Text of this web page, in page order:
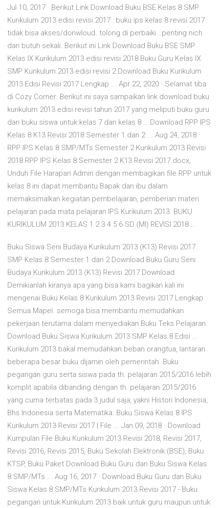
Jul 10, 2017 · Berikut Link Download Buku BSE Kelas 8 SMP
Kurikulum 2013 edisi revisi 2017 : buku ips kelas 8 revisi 2017
tidak bisa akses/donwloud. tolong di perbaiki ..penting nich
dan butuh sekali. Berikut ini Link Download Buku BSE SMP
Kelas IX Kurikulum 2013 edisi revisi 2018 Buku Guru Kelas IX
SMP Kurikulum 2013 edisi revisi 2 Download Buku Kurikulum
2013 Edisi Revisi 2017 Lengkap ... Apr 22, 2020 · Selamat tiba
di Cozy Corner. Berikut ini saya sampaikan link download buku
kurikulum 2013 edisi revisi tahun 2017 yang meliputi buku guru
dan buku siswa untuk kelas 7 dan kelas 8 … Download RPP IPS
Kelas 8 K13 Revisi 2018 Semester 1 dan 2 ... Aug 24, 2018 ·
RPP IPS Kelas 8 SMP/MTs Semester 2 Kurikulum 2013 Revisi
2018 RPP IPS Kelas 8 Semester 2 K13 Revisi 2017.docx,
Unduh File Harapan Admin dengan membagikan file RPP untuk
kelas 8 ini dapat membantu Bapak dan ibu dalam
memaksimalkan kegiatan pembelajaran, pemberian materi
pelajaran pada mata pelajaran IPS Kurikulum 2013. BUKU
KURIKULUM 2013 KELAS 1 2 3 4 5 6 SD (MI) REVISI 2018 ...
Buku Siswa Seni Budaya Kurikulum 2013 (K13) Revisi 2017
SMP Kelas 8 Semester 1 dan 2 Download Buku Guru Seni
Budaya Kurikulum 2013 (K13) Revisi 2017 Download
Demikianlah kiranya apa yang bisa kami bagikan kali ini
mengenai Buku Kelas 8 Kurikulum 2013 Revisi 2017 Lengkap
Semua Mapel. semoga bisa membantu memudahkan
pekerjaan terutama dalam menyediakan Buku Teks Pelajaran.
Download Buku Siswa Kurikulum 2013 SMP Kelas 8 Edisi ...
Kurikulum 2013 bakal memudahkan beban orangtua, lantaran
beberapa besar buku dijamin oleh pemerintah. Buku
pegangan guru serta siswa pada th. pelajaran 2015/2016 lebih
komplit apabila dibanding dengan th. pelajaran 2015/2016
yang cuma terbatas pada 3 judul saja, yakni Histori Indonesia,
Bhs Indonesia serta Matematika. Buku Siswa Kelas 8 IPS
Kurikulum 2013 Revisi 2017 | File ... Jan 09, 2018 · Download
Kumpulan File Buku Kurikulum 2013 Revisi 2018, Revisi 2017,
Revisi 2016, Revisi 2015, Buku Sekolah Elektronik (BSE), Buku
KTSP, Buku Paket Download Buku Guru dan Buku Siswa Kelas
8 SMP/MTs ... Aug 16, 2017 · Download Buku Guru dan Buku
Siswa Kelas 8 SMP/MTs Kurikulum 2013 Revisi 2017 - Buku
pegangan untuk Kurikulum 2013 baik untuk guru maupun untuk